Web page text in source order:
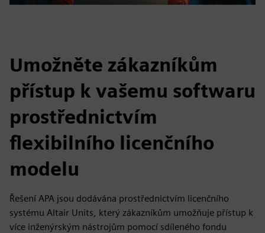
Umožněte zákazníkům
přístup k vašemu softwaru
prostřednictvím
flexibilního licenčního
modelu
Řešení APA jsou dodávána prostřednictvím licenčního
systému Altair Units, který zákazníkům umožňuje přístup k
více inženýrským nástrojům pomocí sdíleného fondu